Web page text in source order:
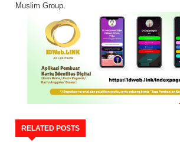
Muslim Group.
RELATED POSTS